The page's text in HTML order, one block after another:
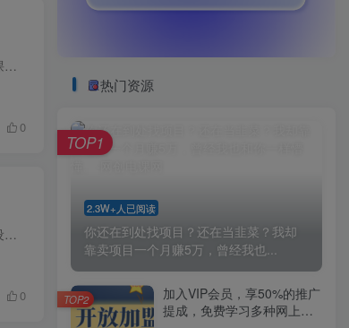
本课程聚焦国学号带货全流程，专为想入局国学赛道、实现带货变现的新手打造，拒绝空泛理论，全程实操落地。课程从认识国学号、做好前期筹备入手，教你精准查找对标账号、高效获取视频素材并改写...
0
本课程为 AI 视觉导演（漫剧）专项课，聚焦 AI 漫剧全流程视觉创作，从基础到进阶层层递进。课程涵盖运营视觉设计与 AI 基础、MJ 网页版本完整教程、AI 设计美学核心知识，重点拆解 AI 漫剧脚本...
0
热门资源
2.3W+人已阅读
你还在到处找项目？还在当韭菜？我却
靠卖项目一个月赚5万，曾经我也...
TOP1
加入VIP会员，享50%的推广
提成，免费学习多种网上创
TOP2